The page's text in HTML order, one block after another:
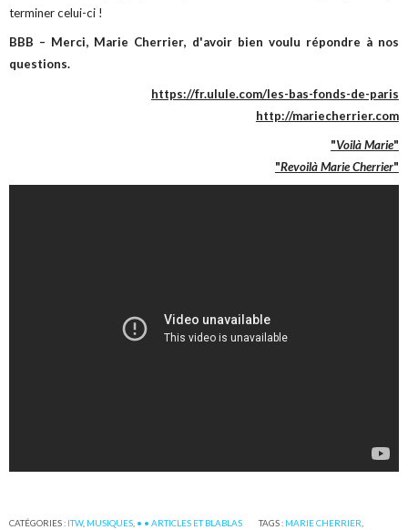
terminer celui-ci !
BBB – Merci, Marie Cherrier, d'avoir bien voulu répondre à nos
questions.
https://fr.ulule.com/les-bas-fonds-de-paris
http://mariecherrier.com
"Voilà Marie"
"Revoilà Marie Cherrier"
CATÉGORIES : ITW, MUSIQUES, • • ARTICLES ET BLABLAS TAGS : MARIE CHERRIER,